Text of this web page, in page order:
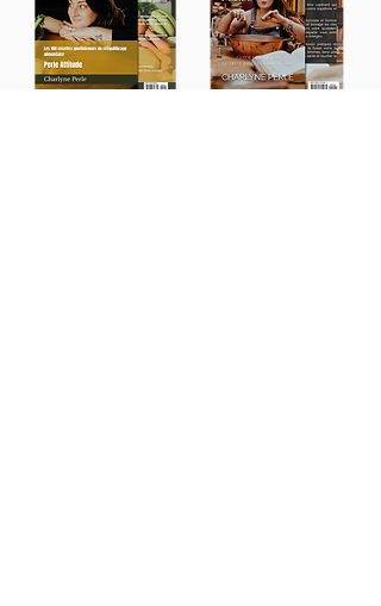
et faites le plein de fraîcheur
et de saveurs dans votre
cuisine !